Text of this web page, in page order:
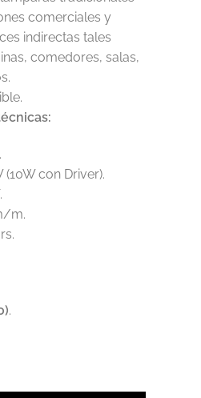
comerciales y
indirectas tales
comedores, salas,
(10W con Driver).
m.
.
140Led/m 8.6W/m 3000K. cantidad